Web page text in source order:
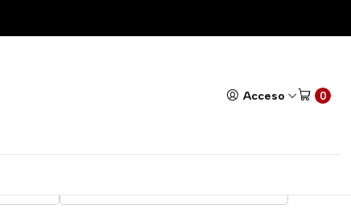
Acceso 0
O ESTRELLA 13CM
PERILLERO DE PALA
13CM
DE PALA O ESTRELLA